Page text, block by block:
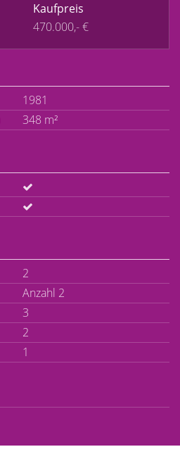
Kaufpreis
470.000,- €
1981
348 m²
2
Anzahl 2
3
2
1